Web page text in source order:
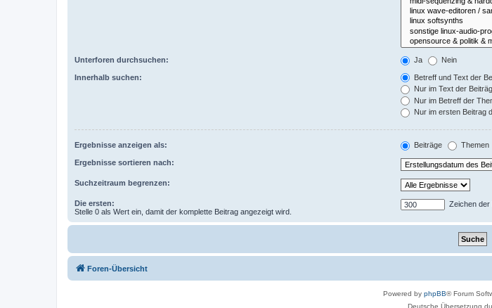
Unterforen durchsuchen: Ja Nein
Innerhalb suchen:
Betreff und Text der
Nur im Text der
Nur im Betreff der
Nur im ersten Beitrag
Ergebnisse anzeigen als: Beiträge Themen
Ergebnisse sortieren nach:
Suchzeitraum begrenzen:
Die ersten:
Stelle 0 als Wert ein, damit der komplette Beitrag angezeigt wird.
Zeichen der
Foren-Übersicht
Powered by phpBB® Forum
Deutsche Übersetzung